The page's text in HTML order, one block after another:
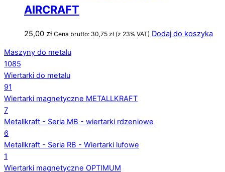
AIRCRAFT
25,00 zł Cena brutto: 30,75 zł (z 23% VAT) Dodaj do koszyka
Maszyny do metalu
1085
Wiertarki do metalu
91
Wiertarki magnetyczne METALLKRAFT
7
Metallkraft - Seria MB - wiertarki rdzeniowe
6
Metallkraft - Seria RB - Wiertarki lufowe
1
Wiertarki magnetyczne OPTIMUM